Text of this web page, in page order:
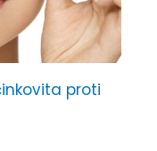
proti